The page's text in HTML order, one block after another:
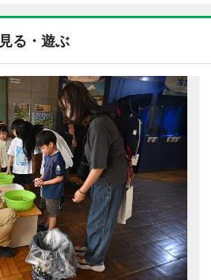
見る・遊ぶ